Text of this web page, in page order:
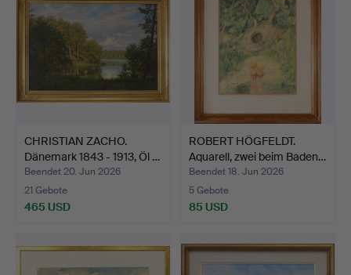
CHRISTIAN ZACHO.
Dänemark 1843 - 1913, Öl …
Beendet 20. Jun 2026
21 Gebote
465 USD
ROBERT HÖGFELDT.
Aquarell, zwei beim Baden…
Beendet 18. Jun 2026
5 Gebote
85 USD